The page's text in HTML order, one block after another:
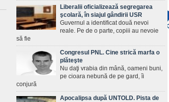
Liberalii oficializează segregarea
şcolară, în siajul gândirii USR
Guvernul a identificat două nevoi
reale. Pe de o parte, copiii au nevoie
să fie
Congresul PNL. Cine strică marfa o
plăteşte
Nu daţi vrabia din mână, oameni buni,
pe cioara nebună de pe gard, îi
conjură
Apocalipsa după UNTOLD. Pista de